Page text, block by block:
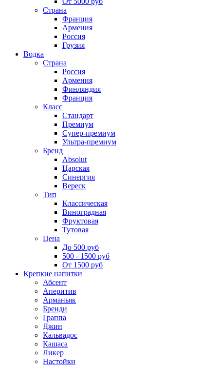
Страна
Франция
Армения
Россия
Грузия
Водка
Страна
Россия
Армения
Финляндия
Франция
Класс
Стандарт
Премиум
Супер-премиум
Ультра-премиум
Бренд
Absolut
Царская
Синергия
Вереск
Тип
Классическая
Виноградная
Фруктовая
Тутовая
Цена
До 500 руб
500 - 1500 руб
От 1500 руб
Крепкие напитки
Абсент
Аперитив
Арманьяк
Бренди
Граппа
Джин
Кальвадос
Кашаса
Ликер
Настойки